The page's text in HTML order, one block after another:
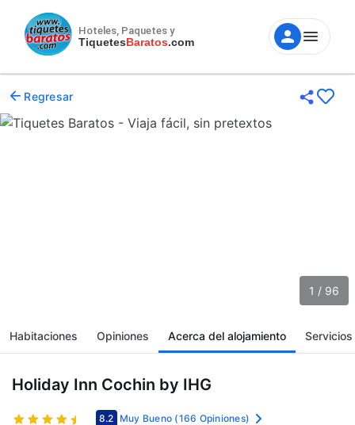
Hoteles, Paquetes y
TiquetesBaratos.com
Regresar
1 / 96
Habitaciones Opiniones Acerca del alojamiento Servicios
Holiday Inn Cochin by IHG
8.2 Muy Bueno (166 Opiniones)